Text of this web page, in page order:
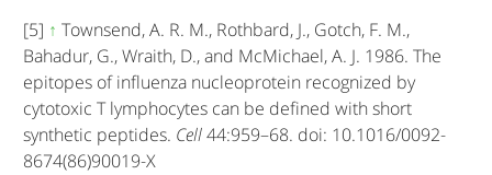
[5] ↑ Townsend, A. R. M., Rothbard, J., Gotch, F. M.,
Bahadur, G., Wraith, D., and McMichael, A. J. 1986. The
epitopes of influenza nucleoprotein recognized by
cytotoxic T lymphocytes can be defined with short
synthetic peptides.Cell44:959–68. doi: 10.1016/0092-
8674(86)90019-X